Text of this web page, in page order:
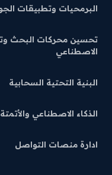
البرمحيات وتطبيقات
تحسين محركات البحث
الاصطناعي
البنية التحتية السحابية
الذكاء الاصطناعي والأتمتة
ادارة منصات التواصل